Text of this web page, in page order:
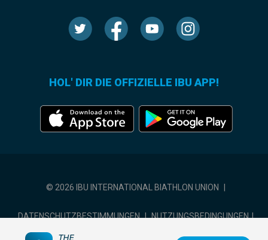
HOL' DIR DIE OFFIZIELLE IBU APP!
© 2026 IBU INTERNATIONAL BIATHLON UNION
DATENSCHUTZBESTIMMUNGEN | NUTZUNGSBEDINGUNGEN |